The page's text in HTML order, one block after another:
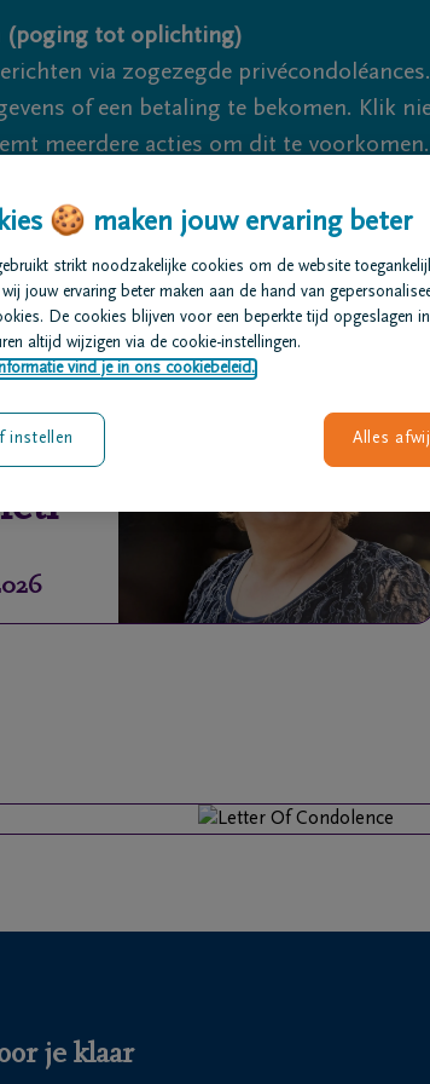
(poging tot oplichting)
via zogezegde
of een betaling te bekomen. Klik
meerdere acties om dit te
regelen Overlijdensberichten
je klaar
🍪 maken jouw ervaring beter
strikt noodzakelijke cookies om de website
jouw ervaring beter maken aan de hand van
De cookies blijven voor een beperkte tijd opgeslagen
altijd wijzigen via de cookie-instellingen.
vind je in ons cookiebeleid.
Alles
instellen